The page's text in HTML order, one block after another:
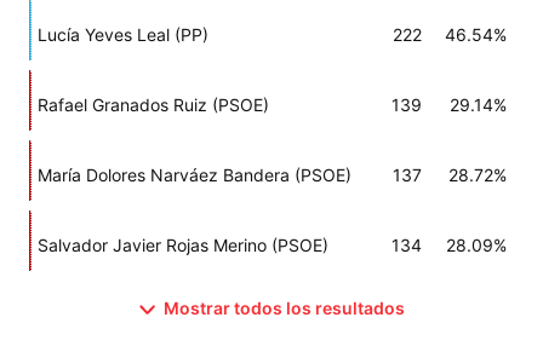
Lucía Yeves Leal (PP) 222 46.54%
Rafael Granados Ruiz (PSOE) 139 29.14%
María Dolores Narváez Bandera (PSOE) 137 28.72%
Salvador Javier Rojas Merino (PSOE) 134 28.09%
Mostrar todos los resultados